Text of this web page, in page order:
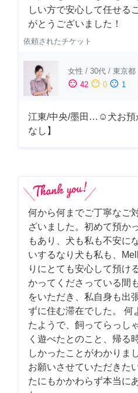
しい方で安心して任せる
がとうございました！
依頼されたチケット
女性 / 30代 / 東京都
sentiment_satisfied 42 sentiment_neutral 0 sentiment_dissatisfied 1
江東/中央/墨田…☺︎犬お預
なし】
何から何までご丁寧なご
ざいました。初めて預か
もあり、犬も私も不安に
いするなり犬も私も、
りにとても安心して預け
かってくださっている間
をいただき、私自身も出
ずに住む滞在でした。 何
たようで、飼ってらっし
く遊べたとのこと、帰る
しかったことがわかりま
お願いさせていただきた
たにもかかわらず本当に